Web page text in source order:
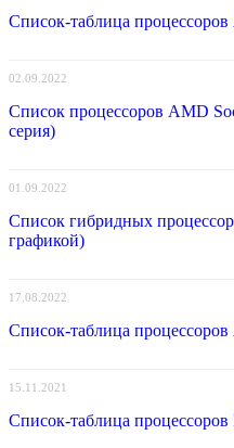
Список-таблица
02.09.2022
Список процессоров AMD
серия)
01.09.2022
Список гибридных
графикой)
17.08.2022
Список-таблица
15.11.2021
Список-таблица